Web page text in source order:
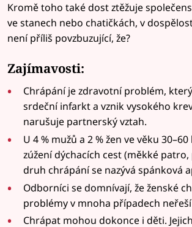
Kromě toho také dost ztěžuje
ve stanech nebo chatičkách, v
není příliš povzbuzující, že?
Zajímavosti:
Chrápání je zdravotní problém,
srdeční infarkt a vznik vysokého
narušuje partnerský vztah.
U 4 % mužů a 2 % žen ve věku
zúžení dýchacích cest (měkké
druh chrápání se nazývá spánková
Odborníci se domnívají, že ženské
problémy v mnoha případech
Chrápat mohou dokonce i děti.